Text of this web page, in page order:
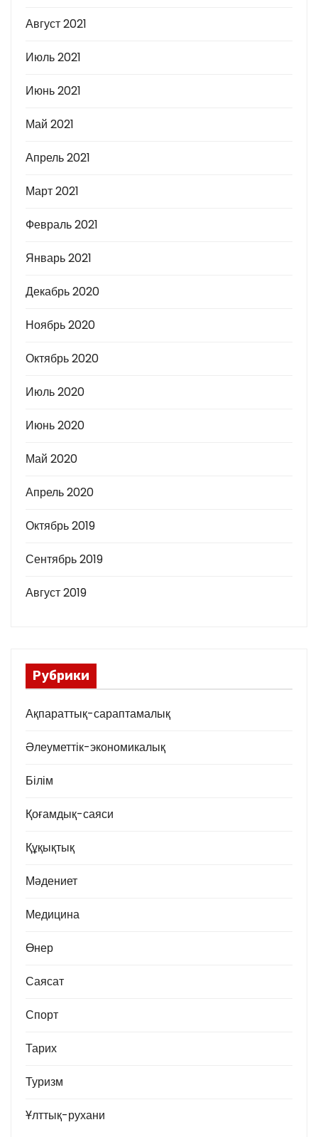
Август 2021
Июль 2021
Июнь 2021
Май 2021
Апрель 2021
Март 2021
Февраль 2021
Январь 2021
Декабрь 2020
Ноябрь 2020
Октябрь 2020
Июль 2020
Июнь 2020
Май 2020
Апрель 2020
Октябрь 2019
Сентябрь 2019
Август 2019
Рубрики
Ақпараттық-сараптамалық
Әлеуметтік-экономикалық
Білім
Қоғамдық-саяси
Құқықтық
Мәдениет
Медицина
Өнер
Саясат
Спорт
Тарих
Туризм
Ұлттық-рухани